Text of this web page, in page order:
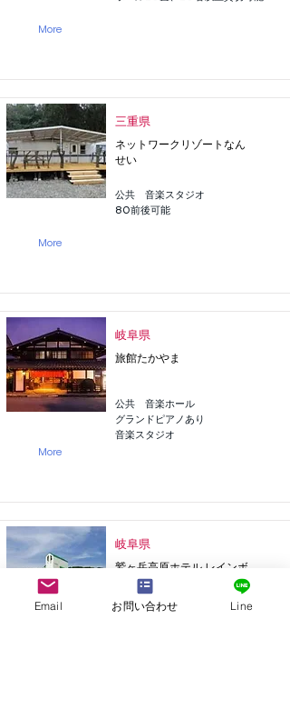
More
More
三重県
ネットワークリゾートなん
せい
公共 音楽スタジオ
80前後可能
More
岐阜県
旅館たかやま
公共 音楽ホール
グランドピアノあり
音楽スタジオ
岐阜県
鷲ヶ岳高原ホテル レインボ
Email お問い合わせ Line